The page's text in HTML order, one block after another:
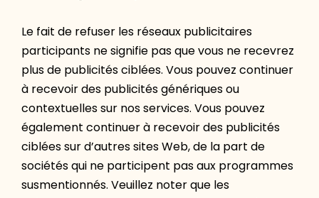
Le fait de refuser les réseaux publicitaires
participants ne signifie pas que vous ne recevrez
plus de publicités ciblées. Vous pouvez continuer
à recevoir des publicités génériques ou
contextuelles sur nos services. Vous pouvez
également continuer à recevoir des publicités
ciblées sur d’autres sites Web, de la part de
sociétés qui ne participent pas aux programmes
susmentionnés. Veuillez noter que les